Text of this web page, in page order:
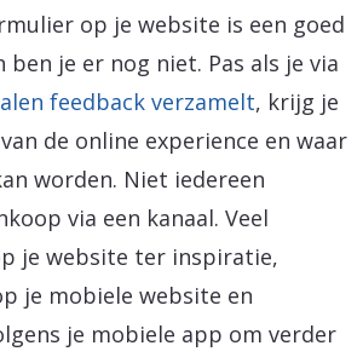
op je website is een goed
ben je er nog niet. Pas als je via
feedback verzamelt, krijg je
de online experience en waar
worden. Niet iedereen
via een kanaal. Veel
je website ter inspiratie,
je mobiele website en
je mobiele app om verder